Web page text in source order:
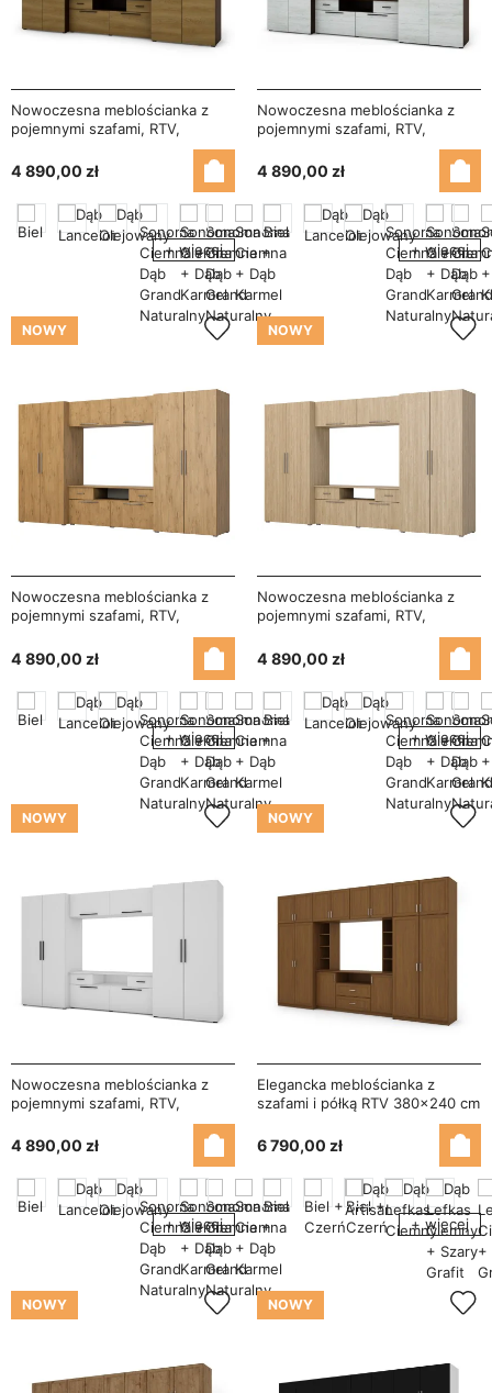
Nowoczesna meblościanka z
pojemnymi szafami, RTV,
330×189 cm Sonoma Ciemna /
Dąb Karmel – ZEUS
4 890,00 zł
+ więcej
Nowoczesna meblościanka z
pojemnymi szafami, RTV,
330×189 cm Sonoma Ciemna /
Sosna Anderson – ZEUS
4 890,00 zł
+ więcej
NOWY
Nowoczesna meblościanka z
pojemnymi szafami, RTV,
330×189 cm Dąb Lancelot –
ZEUS
4 890,00 zł
+ więcej
NOWY
Nowoczesna meblościanka z
pojemnymi szafami, RTV,
330×189 cm Dąb Olejowany –
ZEUS
4 890,00 zł
+ więcej
NOWY
Nowoczesna meblościanka z
pojemnymi szafami, RTV,
330×189 cm Biel Arktyczna –
ZEUS
4 890,00 zł
+ więcej
NOWY
Elegancka meblościanka z
szafami i półką RTV 380×240 cm
6 790,00 zł
+ więcej
NOWY NOWY